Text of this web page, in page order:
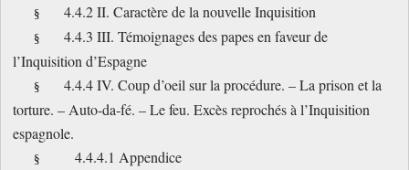
§ 4.4.2 II. Caractère de la nouvelle Inquisition
§
4.4.3 III. Témoignages des papes en faveur de
l’Inquisition d’Espagne
§
4.4.4 IV. Coup d’oeil sur la procédure. – La prison et la
torture. – Auto-da-fé. – Le feu. Excès reprochés à l’Inquisition
espagnole.
§ 4.4.4.1 Appendice